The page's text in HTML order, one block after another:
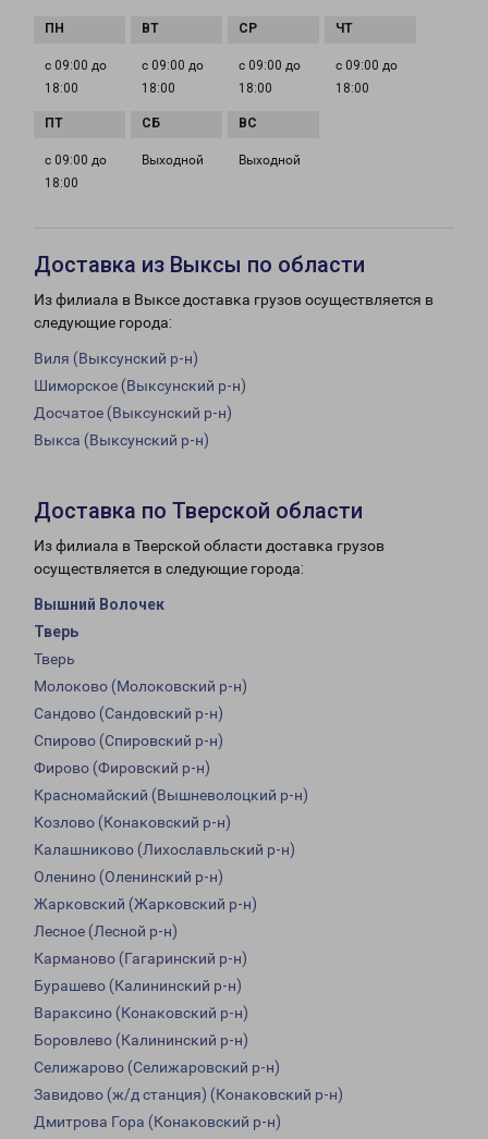
с 09:00 до
18:00
с 09:00 до
18:00
с 09:00 до
18:00
с 09:00 до
18:00
с 09:00 до
18:00
Выходной Выходной
Доставка из Выксы по области
Из филиала в Выксе доставка грузов осуществляется в
следующие города:
Виля (Выксунский р-н)
Шиморское (Выксунский р-н)
Досчатое (Выксунский р-н)
Выкса (Выксунский р-н)
Доставка по Тверской области
Из филиала в Тверской области доставка грузов
осуществляется в следующие города:
Вышний Волочек
Тверь
Тверь
Молоково (Молоковский р-н)
Сандово (Сандовский р-н)
Спирово (Спировский р-н)
Фирово (Фировский р-н)
Красномайский (Вышневолоцкий р-н)
Козлово (Конаковский р-н)
Калашниково (Лихославльский р-н)
Оленино (Оленинский р-н)
Жарковский (Жарковский р-н)
Лесное (Лесной р-н)
Карманово (Гагаринский р-н)
Бурашево (Калининский р-н)
Вараксино (Конаковский р-н)
Боровлево (Калининский р-н)
Селижарово (Селижаровский р-н)
Завидово (ж/д станция) (Конаковский р-н)
Дмитрова Гора (Конаковский р-н)